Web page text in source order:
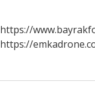
https://
https://